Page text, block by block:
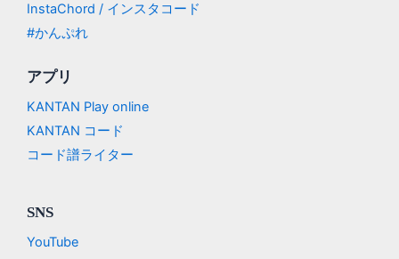
InstaChord / インスタコード
#かんぷれ
アプリ
KANTAN Play online
KANTAN コード
コード譜ライター
SNS
YouTube